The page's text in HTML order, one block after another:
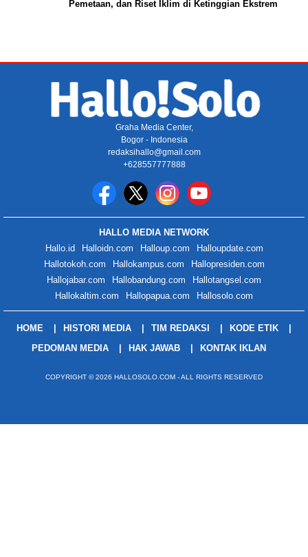
Pemetaan, dan Riset Iklim di Ketinggian Ekstrem
Graha Media Center,
Bogor - Indonesia
redaksihallo@gmail.com
+628557777888
HALLO MEDIA NETWORK
Hallo.id
Halloidn.com Halloup.com
Halloupdate.com
Hallotokoh.com
Hallokampus.com
Hallopresiden.com
Hallojabar.com
Hallobandung.com
Hallotangsel.com
Hallokaltim.com
Hallopapua.com Hallosolo.com
HOME HISTORI MEDIA TIM REDAKSI
KODE ETIK
PEDOMAN MEDIA
HAK JAWAB KONTAK IKLAN
COPYRIGHT © 2026 HALLOSOLO.COM - ALL RIGHTS RESERVED